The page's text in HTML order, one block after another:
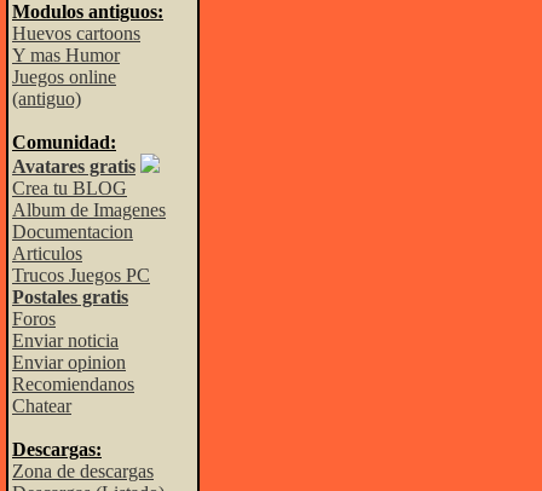
Modulos antiguos:
Huevos cartoons
Y mas Humor
Juegos online
(antiguo)
Comunidad:
Avatares gratis
Crea tu BLOG
Album de Imagenes
Documentacion
Articulos
Trucos Juegos PC
Postales gratis
Foros
Enviar noticia
Enviar opinion
Recomiendanos
Chatear
Descargas:
Zona de descargas